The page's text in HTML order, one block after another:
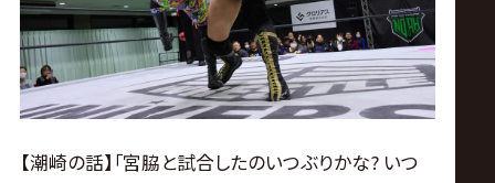
【潮崎の話】｢宮脇と試合したのいつぶりかな? いつ